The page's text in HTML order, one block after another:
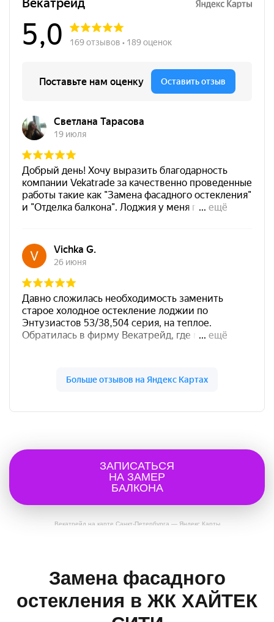
Векатрейд на карте Санкт‑Петербурга — Яндекс Карты
ЗАПИСАТЬСЯ
НА ЗАМЕР
БАЛКОНА
Замена фасадного
остекления в ЖК ХАЙТЕК